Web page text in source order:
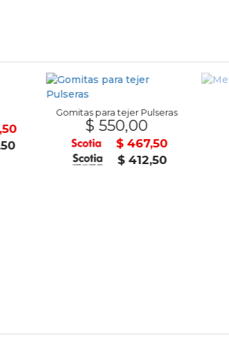
Gomitas para tejer Pulseras
$ 550,00
$ 467,50
$ 412,50